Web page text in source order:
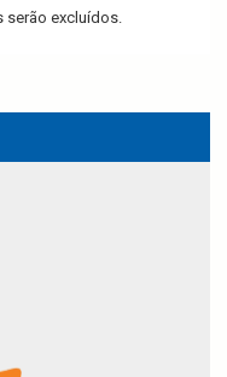
serão excluídos.